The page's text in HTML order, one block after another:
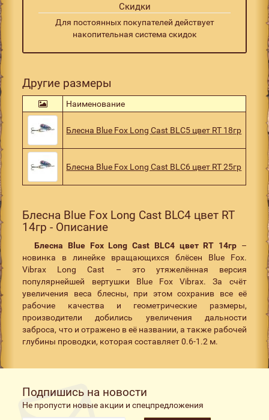
Скидки
Для постоянных покупателей действует
накопительная система скидок
Другие размеры
Наименование
Блесна Blue Fox Long Cast BLC5 цвет RT 18гр
Блесна Blue Fox Long Cast BLC6 цвет RT 25гр
Блесна Blue Fox Long Cast BLC4 цвет RT
14гр - Описание
Блесна Blue Fox Long Cast BLC4 цвет RT 14гр–
новинка в линейке вращающихся блёсен Blue Fox.
Vibrax Long Cast – это утяжелённая версия
популярнейшей вертушки Blue Fox Vibrax. За счёт
увеличения веса блесны, при этом сохранив все её
рабочие качества и геометрические размеры,
производители добились увеличения дальности
заброса, что и отражено в её названии, а также рабочей
глубины проводки, которая составляет 0.6-1.2 м.
Подпишись на новости
Не пропусти новые акции и спецпредложения